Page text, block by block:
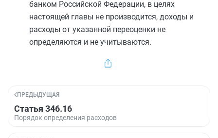
банком Российской Федерации, в целях
настоящей главы не производится, доходы и
расходы от указанной переоценки не
определяются и не учитываются.
ПРЕДЫДУЩАЯ
Статья 346.16
Порядок определения расходов